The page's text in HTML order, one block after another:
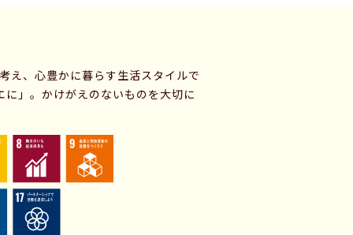
え、心豊かに暮らす生活スタイルで
」。かけがえのないものを大切に